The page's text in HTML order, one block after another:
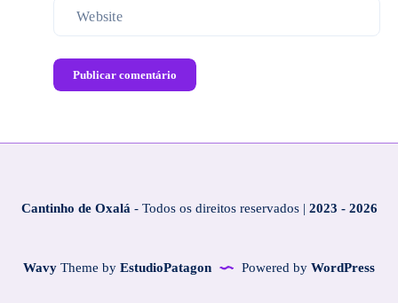
Publicar comentário
Cantinho de Oxalá - Todos os direitos reservados | 2023 - 2026
Wavy Theme by EstudioPatagon Powered by WordPress